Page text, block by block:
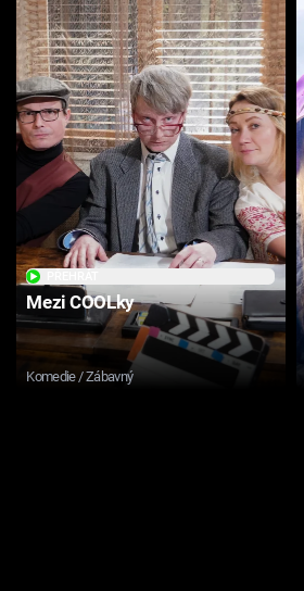
Mezi COOLky
Komedie / Zábavný